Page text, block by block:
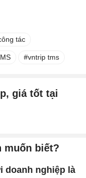
tác
vntrip tms
giá tốt tại
muốn biết?
doanh nghiệp là